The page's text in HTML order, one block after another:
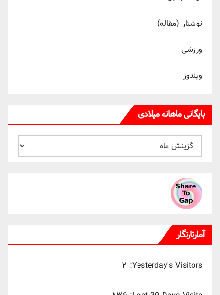
نوشتار (مقاله)
ورزشی
ویندوز
بایگانی ماهانه میلادی
بایگانی
ماهانه
آمارتارنگار
Yesterday's Visitors: ۲